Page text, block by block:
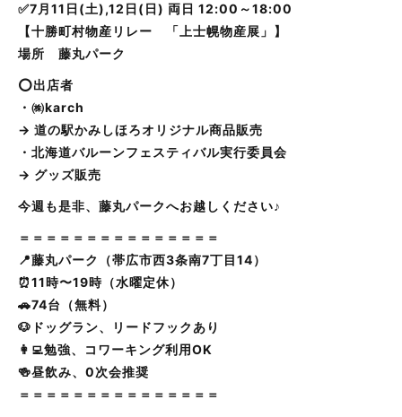
✅7月11日(土),12日(日) 両日 12:00～18:00
【十勝町村物産リレー 「上士幌物産展」】
場所 藤丸パーク
⭕️出店者
・㈱karch
→ 道の駅かみしほろオリジナル商品販売
・北海道バルーンフェスティバル実行委員会
→ グッズ販売
今週も是非、藤丸パークへお越しください♪
＝＝＝＝＝＝＝＝＝＝＝＝＝＝＝
📍藤丸パーク（帯広市西3条南7丁目14）
⏰11時〜19時（水曜定休）
🚗74台（無料）
🐶ドッグラン、リードフックあり
👩‍💻勉強、コワーキング利用OK
🍻昼飲み、0次会推奨
＝＝＝＝＝＝＝＝＝＝＝＝＝＝＝